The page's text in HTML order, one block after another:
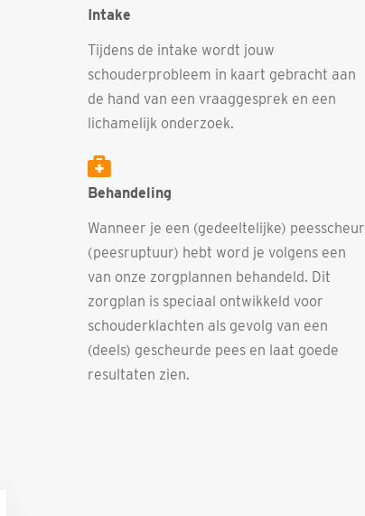
Intake
Tijdens de intake wordt jouw
schouderprobleem in kaart gebracht aan
de hand van een vraaggesprek en een
lichamelijk onderzoek.
Behandeling
Wanneer je een (gedeeltelijke) peesscheur
(peesruptuur) hebt word je volgens een
van onze zorgplannen behandeld. Dit
zorgplan is speciaal ontwikkeld voor
schouderklachten als gevolg van een
(deels) gescheurde pees en laat goede
resultaten zien.